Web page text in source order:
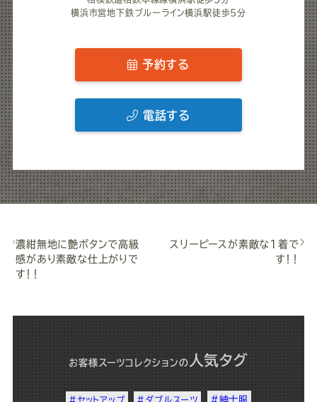
横浜市営地下鉄ブルーライン横浜駅徒歩5分
予約する
電話する
濃紺無地に艶ボタンで高級
感があり素敵な仕上がりで
す！！
スリーピースが素敵な1着で
す！！
お客様スーツコレクションの 人気タグ
#セットアップ #ダブルスーツ #紳士服